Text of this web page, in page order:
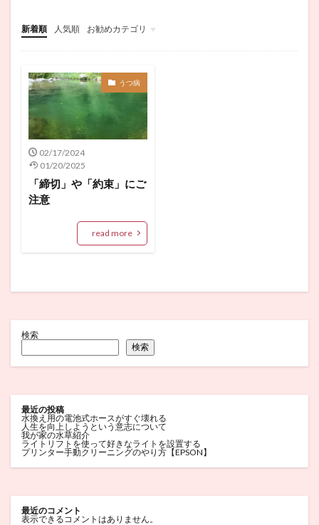
新着順 人気順
お勧めカテゴリ
未分類
うつ病
02/17/2024
01/20/2025
「締切」や「約束」にご
注意
read more
検索
検索
最近の投稿
水換え用の電池式ホースがすぐ壊れる
人生を向上しようという意志について
我が家の水草紹介
ライトリフトを使って好きなライトを設置する
プリンター手動クリーニングのやり方【EPSON】
最近のコメント
表示できるコメントはありません。